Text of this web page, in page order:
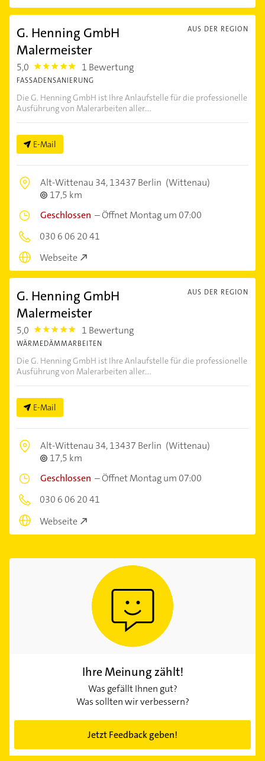
AUS DER REGION
G. Henning GmbH
Malermeister
5,0 5.0 1 Bewertung
FASSADENSANIERUNG
Die G. Henning GmbH ist Ihre Anlaufstelle für die professionelle
Ausführung von Malerarbeiten aller....
E-Mail
Alt-Wittenau 34,13437 Berlin (Wittenau)
17,5 km
Geschlossen –Öffnet Montag um 07:00
030 6 06 20 41
Webseite
AUS DER REGION
G. Henning GmbH
Malermeister
5,0 5.0 1 Bewertung
WÄRMEDÄMMARBEITEN
Die G. Henning GmbH ist Ihre Anlaufstelle für die professionelle
Ausführung von Malerarbeiten aller....
E-Mail
Alt-Wittenau 34,13437 Berlin (Wittenau)
17,5 km
Geschlossen –Öffnet Montag um 07:00
030 6 06 20 41
Webseite
Ihre Meinung zählt!
Was gefällt Ihnen gut?
Was sollten wir verbessern?
Jetzt Feedback geben!